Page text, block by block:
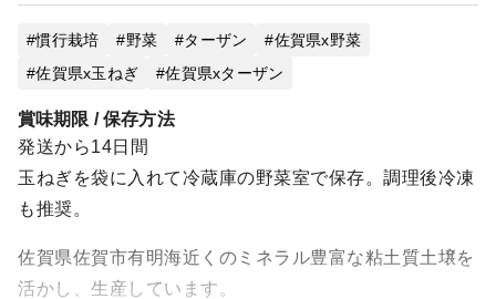
慣行栽培 野菜 ターザン
佐賀県x野菜
佐賀県x玉ねぎ
佐賀県xターザン
賞味期限 / 保存方法
発送から14日間
玉ねぎを袋に入れて冷蔵庫の野菜室で保存。調理後冷凍
も推奨。
佐賀県佐賀市有明海近くのミネラル豊富な粘土質土壌を
活かし、生産しています。